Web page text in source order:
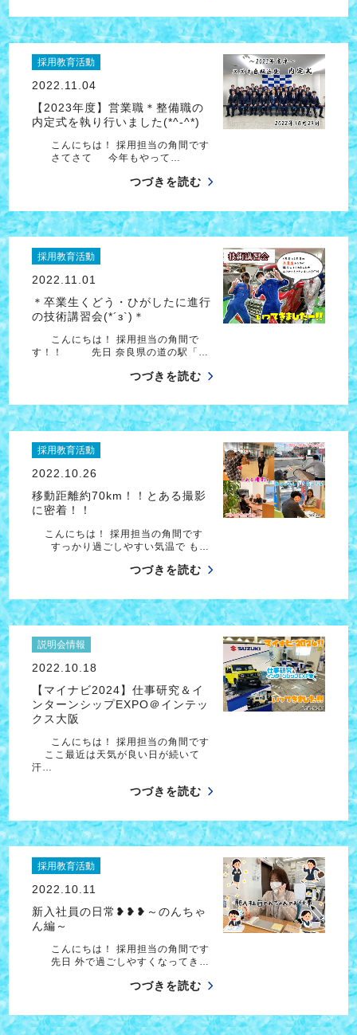
採用教育活動
2022.11.04
【2023年度】営業職＊整備職の
内定式を執り行いました(*^-^*)
こんにちは！ 採用担当の角間です
さてさて 今年もやって…
つづきを読む
採用教育活動
2022.11.01
＊卒業生くどう・ひがしたに進行
の技術講習会(*´з`)＊
こんにちは！ 採用担当の角間で
す！！ 先日 奈良県の道の駅「…
つづきを読む
採用教育活動
2022.10.26
移動距離約70km！！とある撮影
に密着！！
こんにちは！ 採用担当の角間です
すっかり過ごしやすい気温で も…
つづきを読む
説明会情報
2022.10.18
【マイナビ2024】仕事研究＆イ
ンターンシップEXPO＠インテッ
クス大阪
こんにちは！ 採用担当の角間です
ここ最近は天気が良い日が続いて
汗…
つづきを読む
採用教育活動
2022.10.11
新入社員の日常❥❥❥～のんちゃ
ん編～
こんにちは！ 採用担当の角間です
先日 外で過ごしやすくなってき…
つづきを読む